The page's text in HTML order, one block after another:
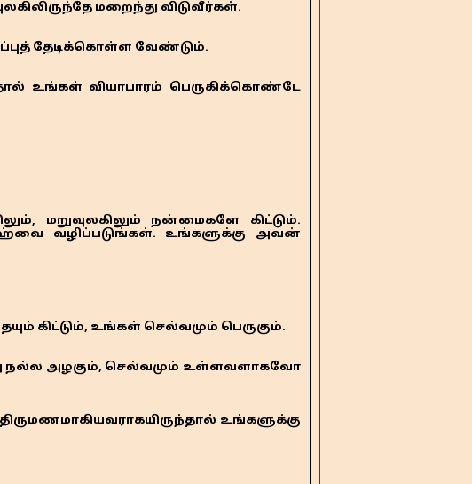
மறைந்து விடுவீர்கள்.
தேடிக்கொள்ள வேண்டும்.
உங்கள் வியாபாரம் பெருகிக்கொண்டே
மறுவுலகிலும் நன்மைகளே கிட்டும்.
வழிப்படுங்கள். உங்களுக்கு அவன்
கிட்டும், உங்கள் செல்வமும் பெருகும்.
நல்ல அழகும், செல்வமும் உள்ளவளாகவோ
உங்களுக்கு